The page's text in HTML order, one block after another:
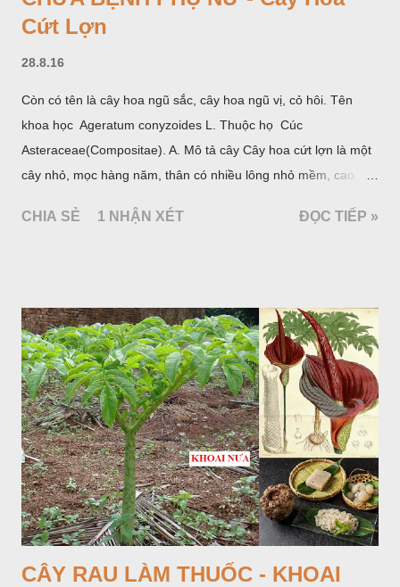
Cứt Lợn
28.8.16
Còn có tên là cây hoa ngũ sắc, cây hoa ngũ vị, cỏ hôi. Tên
khoa học Ageratum conyzoides L. Thuộc họ Cúc
Asteraceae(Compositae). A. Mô tả cây Cây hoa cứt lợn là một
cây nhỏ, mọc hàng năm, thân có nhiều lông nhỏ mềm, cao
đối hình trứng hay 3 cạnh, dài 2-6cm, rộng 1-3cm, mép có
CHIA SẺ 1 NHẬN XÉT ĐỌC TIẾP »
CÂY RAU LÀM THUỐC - KHOAI